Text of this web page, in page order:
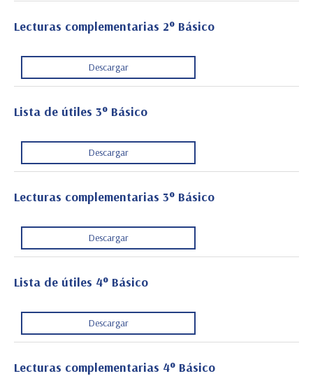
Lecturas complementarias 2° Básico
Descargar
Lista de útiles 3° Básico
Descargar
Lecturas complementarias 3° Básico
Descargar
Lista de útiles 4° Básico
Descargar
Lecturas complementarias 4° Básico